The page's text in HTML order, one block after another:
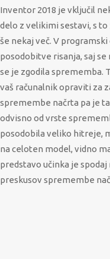
Inventor 2018 je vključil
delo z velikimi sestavi, s
še nekaj več. V
posodobitve risanja, saj
se je zgodila sprememba.
vaš računalnik opraviti za
spremembe načrta pa je
odvisno od vrste
posodobila veliko hitreje,
na celoten model, vidno
predstavo učinka je
preskusov spremembe